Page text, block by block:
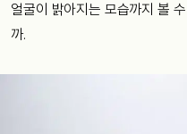
얼굴이 밝아지는 모습까지 볼
까.